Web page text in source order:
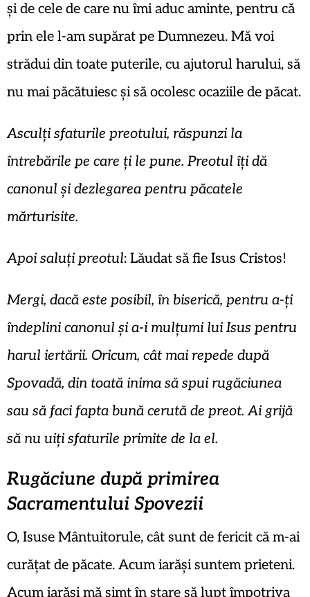
și de cele de care nu îmi aduc aminte, pentru că
prin ele l-am supărat pe Dumnezeu. Mă voi
strădui din toate puterile, cu ajutorul harului, să
nu mai păcătuiesc și să ocolesc ocaziile de păcat.
Asculți sfaturile preotului, răspunzi la
întrebările pe care ți le pune. Preotul îți dă
canonul și dezlegarea pentru păcatele
mărturisite.
Apoi saluți preotul: Lăudat să fie Isus Cristos!
Mergi, dacă este posibil, în biserică, pentru a-ți
îndeplini canonul și a-i mulțumi lui Isus pentru
harul iertării. Oricum, cât mai repede după
Spovadă, din toată inima să spui rugăciunea
sau să faci fapta bună cerută de preot. Ai grijă
să nu uiți sfaturile primite de la el.
Rugăciune după primirea
Sacramentului Spovezii
O, Isuse Mântuitorule, cât sunt de fericit că m-ai
curățat de păcate. Acum iarăși suntem prieteni.
Acum iarăși mă simt în stare să lupt împotriva